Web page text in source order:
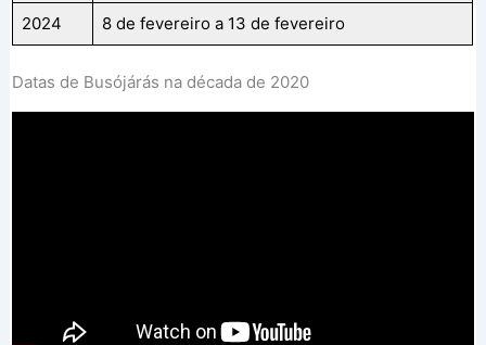
2024 8 de fevereiro a 13 de fevereiro
Datas de Busójárás na década de 2020